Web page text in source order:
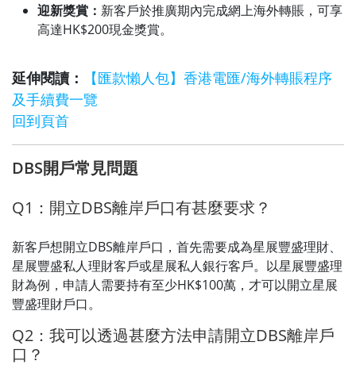
迎新獎賞： 新客戶於推廣期內完成網上海外轉賬，可享
高達HK$200現金獎賞。
延伸閱讀：
【匯款懶人包】香港電匯/海外轉賬程序
及手續費一覽
回到頁首
DBS開戶常見問題
Q1：開立DBS離岸戶口有甚麼要求？
新客戶想開立DBS離岸戶口，首先需要成為星展豐盛理財、
星展豐盛私人理財客戶或星展私人銀行客戶。以星展豐盛理
財為例，申請人需要持有至少HK$100萬，才可以開立星展
豐盛理財戶口。
Q2：我可以透過甚麼方法申請開立DBS離岸戶
口？